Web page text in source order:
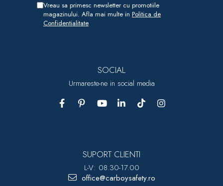
Vreau sa primesc newsletter cu promotiile
magazinului. Afla mai multe in Politica de
Confidentialitate
SOCIAL
Urmareste-ne in social media
SUPORT CLIENTI
L-V: 08.30-17.00
office@carboysafety.ro